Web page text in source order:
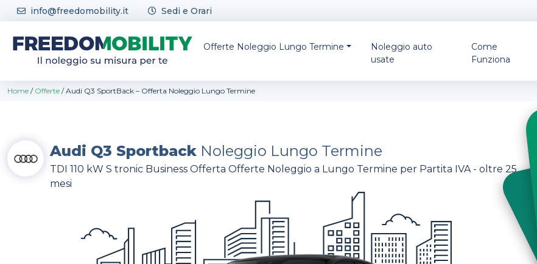
Skip to content
info@freedomobility.it Sedi e Orari
Offerte Noleggio Lungo Termine
Noleggio auto
usate
Come
Funziona
Home / Offerte /Audi Q3 SportBack – Offerta Noleggio Lungo Termine
Audi Q3 Sportback Noleggio Lungo Termine
TDI 110 kW S tronic Business Offerta Offerte Noleggio a Lungo Termine per Partita IVA - oltre 25
mesi